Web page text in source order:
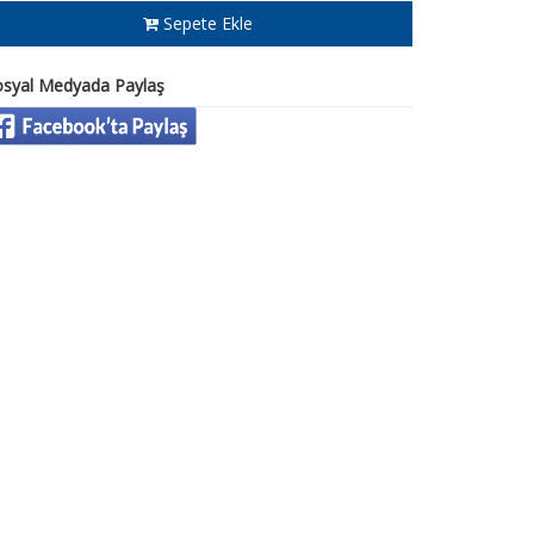
Sepete Ekle
Medyada Paylaş